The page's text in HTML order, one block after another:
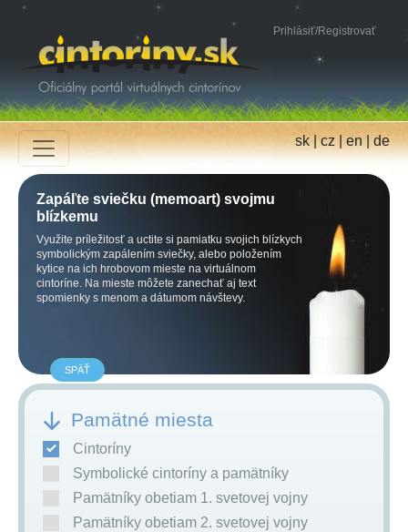
Prihlásiť/Registrovať
sk|cz|en|de
Zapáľte sviečku (memoart) svojmu
blízkemu
Využite príležitosť a uctite si pamiatku svojich blízkych
symbolickým zapálením sviečky, alebo položením
kytice na ich hrobovom mieste na virtuálnom
cintoríne. Na mieste môžete zanechať aj text
spomienky s menom a dátumom návštevy.
SPÄŤ
Pamätné miesta
Cintoríny
Symbolické cintoríny a pamätníky
Pamätníky obetiam 1. svetovej vojny
Pamätníky obetiam 2. svetovej vojny